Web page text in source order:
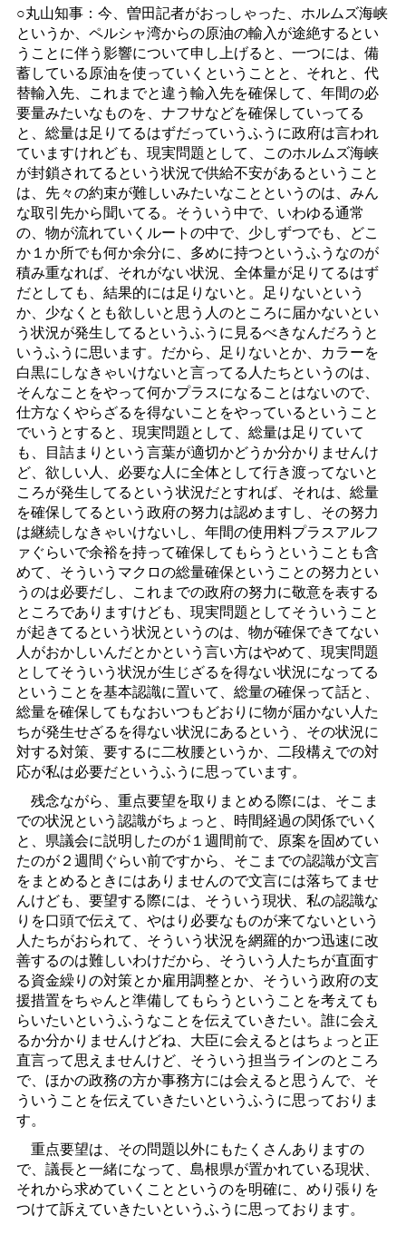
○丸山知事：今、曽田記者がおっしゃった、ホルムズ海峡
というか、ペルシャ湾からの原油の輸入が途絶するとい
うことに伴う影響について申し上げると、一つには、備
蓄している原油を使っていくということと、それと、代
替輸入先、これまでと違う輸入先を確保して、年間の必
要量みたいなものを、ナフサなどを確保していってる
と、総量は足りてるはずだっていうふうに政府は言われ
ていますけれども、現実問題として、このホルムズ海峡
が封鎖されてるという状況で供給不安があるということ
は、先々の約束が難しいみたいなことというのは、みん
な取引先から聞いてる。そういう中で、いわゆる通常
の、物が流れていくルートの中で、少しずつでも、どこ
か１か所でも何か余分に、多めに持つというふうなのが
積み重なれば、それがない状況、全体量が足りてるはず
だとしても、結果的には足りないと。足りないという
か、少なくとも欲しいと思う人のところに届かないとい
う状況が発生してるというふうに見るべきなんだろうと
いうふうに思います。だから、足りないとか、カラーを
白黒にしなきゃいけないと言ってる人たちというのは、
そんなことをやって何かプラスになることはないので、
仕方なくやらざるを得ないことをやっているということ
でいうとすると、現実問題として、総量は足りていて
も、目詰まりという言葉が適切かどうか分かりませんけ
ど、欲しい人、必要な人に全体として行き渡ってないと
ころが発生してるという状況だとすれば、それは、総量
を確保してるという政府の努力は認めますし、その努力
は継続しなきゃいけないし、年間の使用料プラスアルフ
ァぐらいで余裕を持って確保してもらうということも含
めて、そういうマクロの総量確保ということの努力とい
うのは必要だし、これまでの政府の努力に敬意を表する
ところでありますけども、現実問題としてそういうこと
が起きてるという状況というのは、物が確保できてない
人がおかしいんだとかという言い方はやめて、現実問題
としてそういう状況が生じざるを得ない状況になってる
ということを基本認識に置いて、総量の確保って話と、
総量を確保してもなおいつもどおりに物が届かない人た
ちが発生せざるを得ない状況にあるという、その状況に
対する対策、要するに二枚腰というか、二段構えでの対
応が私は必要だというふうに思っています。
残念ながら、重点要望を取りまとめる際には、そこま
での状況という認識がちょっと、時間経過の関係でいく
と、県議会に説明したのが１週間前で、原案を固めてい
たのが２週間ぐらい前ですから、そこまでの認識が文言
をまとめるときにはありませんので文言には落ちてませ
んけども、要望する際には、そういう現状、私の認識な
りを口頭で伝えて、やはり必要なものが来てないという
人たちがおられて、そういう状況を網羅的かつ迅速に改
善するのは難しいわけだから、そういう人たちが直面す
る資金繰りの対策とか雇用調整とか、そういう政府の支
援措置をちゃんと準備してもらうということを考えても
らいたいというふうなことを伝えていきたい。誰に会え
るか分かりませんけどね、大臣に会えるとはちょっと正
直言って思えませんけど、そういう担当ラインのところ
で、ほかの政務の方か事務方には会えると思うんで、そ
ういうことを伝えていきたいというふうに思っておりま
す。
重点要望は、その問題以外にもたくさんありますの
で、議長と一緒になって、島根県が置かれている現状、
それから求めていくことというのを明確に、めり張りを
つけて訴えていきたいというふうに思っております。